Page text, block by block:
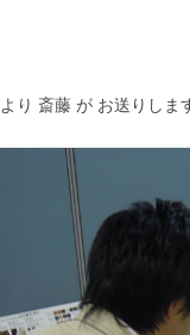
より 斎藤 が お送りしま